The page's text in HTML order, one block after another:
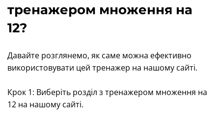
тренажером множення на
12?
Давайте розглянемо, як саме можна ефективно
використовувати цей тренажер на нашому сайті.
Крок 1: Виберіть розділ з тренажером множення на
12 на нашому сайті.